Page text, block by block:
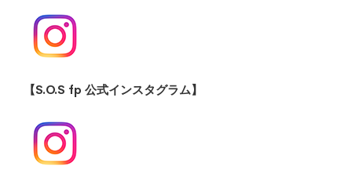
【S.O.S fp 公式インスタグラム】